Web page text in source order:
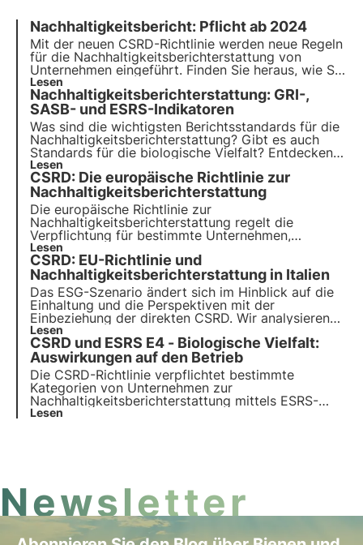
Nachhaltigkeitsbericht: Pflicht ab 2024
Mit der neuen CSRD-Richtlinie werden neue Regeln
für die Nachhaltigkeitsberichterstattung von
Unternehmen eingeführt. Finden Sie heraus, wie Sie
sich in den neuen Vorschriften zurechtfinden und
ob Ihr Unternehmen von der neuen Richtlinie
betroffen ist. Wählen Sie 3Bee für Ihren
Nachhaltigkeitsbericht.
Lesen
Nachhaltigkeitsberichterstattung: GRI-,
SASB- und ESRS-Indikatoren
Was sind die wichtigsten Berichtsstandards für die
Nachhaltigkeitsberichterstattung? Gibt es auch
Standards für die biologische Vielfalt? Entdecken
Sie die GRI-, SASB- und ESRS-Standards in diesem
Artikel. Erfahren Sie mehr mit Pills from the Oasis,
3Bee's Digital Academy for Sustainability
Professionals.
Lesen
CSRD: Die europäische Richtlinie zur
Nachhaltigkeitsberichterstattung
Die europäische Richtlinie zur
Nachhaltigkeitsberichterstattung regelt die
Verpflichtung für bestimmte Unternehmen,
nichtfinanzielle Informationen durch die Erstellung
eines Nachhaltigkeitsberichts zu kommunizieren.
Wir werfen einen genaueren Blick auf die Ziele der
CSRD und wie Unternehmen diese erreichen
müssen.
Lesen
CSRD: EU-Richtlinie und
Nachhaltigkeitsberichterstattung in Italien
Das ESG-Szenario ändert sich im Hinblick auf die
Einhaltung und die Perspektiven mit der
Einbeziehung der direkten CSRD. Wir analysieren
die verschiedenen in Italien eingeleiteten Reformen
mit dem Ziel, einen Vorsprung gegenüber anderen
EU-Ländern beim nachhaltigen Übergang zu
erlangen.
Lesen
CSRD und ESRS E4 - Biologische Vielfalt:
Auswirkungen auf den Betrieb
Die CSRD-Richtlinie verpflichtet bestimmte
Kategorien von Unternehmen zur
Nachhaltigkeitsberichterstattung mittels ESRS-
Standards, die auf dem Prinzip der doppelten
Lesen
Newsletter